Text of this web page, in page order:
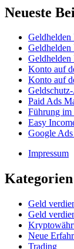
Neueste
Geldhelden
Geldhelden
Geldhelden
Konto auf
Konto auf
Paid Ads
Führung
Easy
Google
Impressum
Kategorien
Geld
Geld
Neue
Trading